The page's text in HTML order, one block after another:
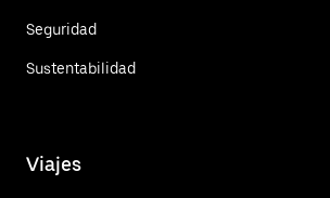
Seguridad
Sustentabilidad
Viajes